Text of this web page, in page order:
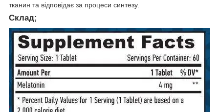
тканин та відповідає за процеси синтезу.
Склад;